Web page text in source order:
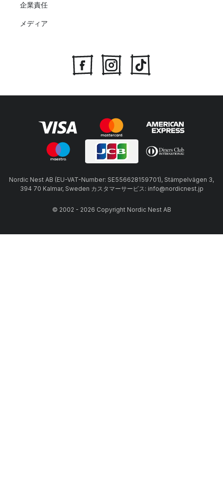
企業責任
メディア
Nordic Nest AB (EU-VAT-Number: SE556628159701), Stämpelvägen 3,
394 70 Kalmar, Sweden カスタマーサービス: info@nordicnest.jp
© 2002 - 2026 Copyright Nordic Nest AB